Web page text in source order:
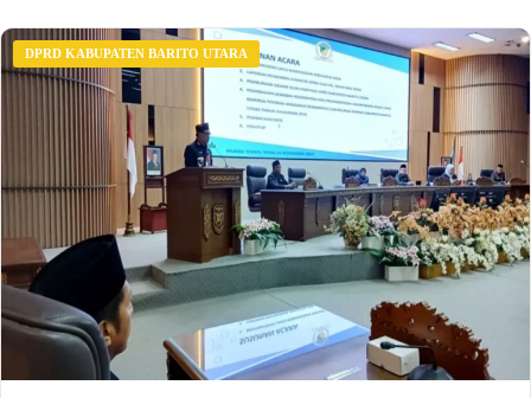
DPRD KABUPATEN BARITO UTARA